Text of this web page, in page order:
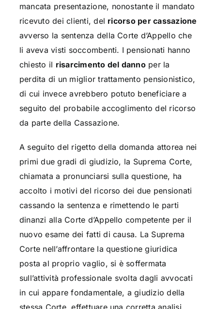
mancata presentazione, nonostante il mandato
ricevuto dei clienti, del ricorso per cassazione
avverso la sentenza della Corte d’Appello che
li aveva visti soccombenti. I pensionati hanno
chiesto il risarcimento del dannoper la
perdita di un miglior trattamento pensionistico,
di cui invece avrebbero potuto beneficiare a
seguito del probabile accoglimento del ricorso
da parte della Cassazione.
A seguito del rigetto della domanda attorea nei
primi due gradi di giudizio, la Suprema Corte,
chiamata a pronunciarsi sulla questione, ha
accolto i motivi del ricorso dei due pensionati
cassando la sentenza e rimettendo le parti
dinanzi alla Corte d’Appello competente per il
nuovo esame dei fatti di causa. La Suprema
Corte nell’affrontare la questione giuridica
posta al proprio vaglio, si è soffermata
sull’attività professionale svolta dagli avvocati
in cui appare fondamentale, a giudizio della